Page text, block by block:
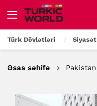
Türk Dövlətləri Siyasət
Əsas səhifə Pakistan